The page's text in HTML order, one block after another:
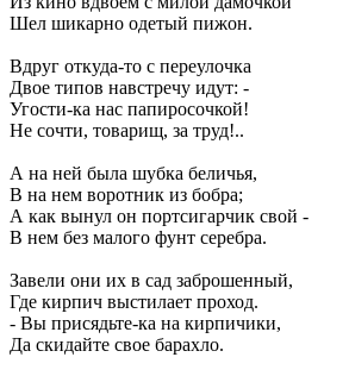
Шел шикарно одетый пижон.
Вдруг откуда-то с переулочка
Двое типов навстречу идут: -
Угости-ка нас папиросочкой!
Не сочти, товарищ, за труд!..
А на ней была шубка беличья,
В на нем воротник из бобра;
А как вынул он портсигарчик свой -
В нем без малого фунт серебра.
Завели они их в сад заброшенный,
Где кирпич выстилает проход.
- Вы присядьте-ка на кирпичики,
Да скидайте свое барахло.